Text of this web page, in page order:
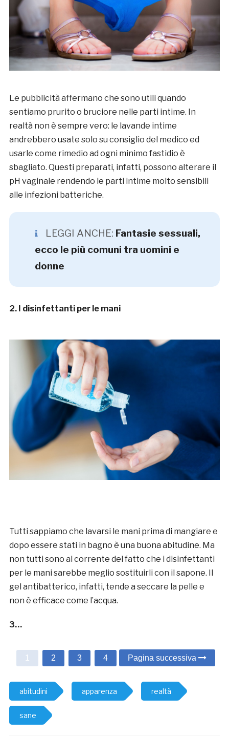
Le pubblicità affermano che sono utili quando
sentiamo prurito o bruciore nelle parti intime. In
realtà non è sempre vero: le lavande intime
andrebbero usate solo su consiglio del medico ed
usarle come rimedio ad ogni minimo fastidio è
sbagliato. Questi preparati, infatti, possono alterare il
pH vaginale rendendo le parti intime molto sensibili
alle infezioni batteriche.
LEGGI ANCHE: Fantasie sessuali,
ecco le più comuni tra uomini e
donne
2. I disinfettanti per le mani
Tutti sappiamo che lavarsi le mani prima di mangiare e
dopo essere stati in bagno è una buona abitudine. Ma
non tutti sono al corrente del fatto che i disinfettanti
per le mani sarebbe meglio sostituirli con il sapone. Il
gel antibatterico, infatti, tende a seccare la pelle e
non è efficace come l’acqua.
3…
1 2 3 4 Pagina successiva
abitudini apparenza realtà
sane